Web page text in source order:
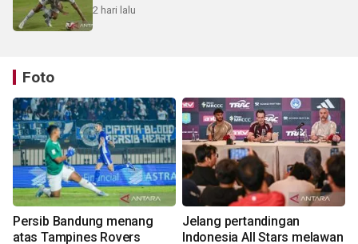
2 hari lalu
Foto
Persib Bandung menang
atas Tampines Rovers
Jelang pertandingan
Indonesia All Stars melawan